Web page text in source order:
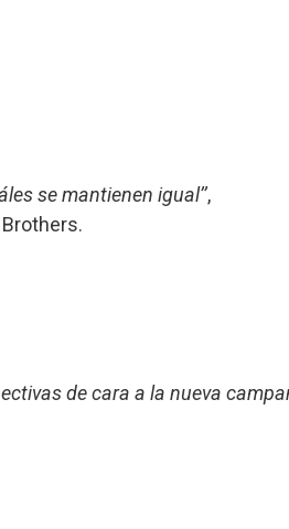
se mantienen igual’’,
de cara a la nueva